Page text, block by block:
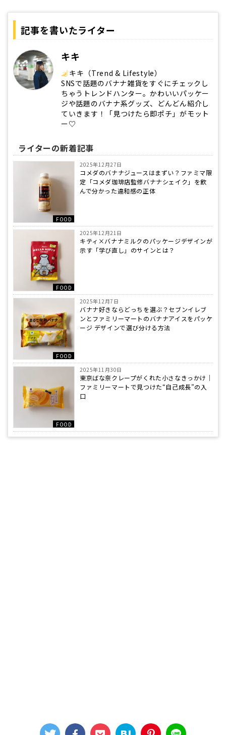
記事を書いたライター
キキ
キキ（Trend & Lifestyle）
SNSで話題のバナナ雑貨をすぐにチェックし
ちゃうトレンドハンター。かわいいパッケー
ジや話題のバナナ系グッズ、どんどん紹介し
ていきます！「見つけたら即ポチ」がモット
ー♡
ライターの新着記事
FOOD
2025年12月27日
コメダのバナナジュースはまずい？ファミマ限
定「コメダ珈琲店監修バナナシェイク」を飲
んで分かった違和感の正体
FOOD
2025年12月21日
キティ×バナナミルクのパッケージデザインが
示す「学び直し」のサインとは？
FOOD
2025年12月7日
バナナ好きならどっちを選ぶ？セブンイレブ
ンとファミリーマートのバナナアイスをパッケ
ージ デザインで選び分ける方法
FOOD
2025年11月30日
東京ばな奈クレープがくれた小さなきっかけ｜
ファミリーマートで見つけた“自己成長”の入
口